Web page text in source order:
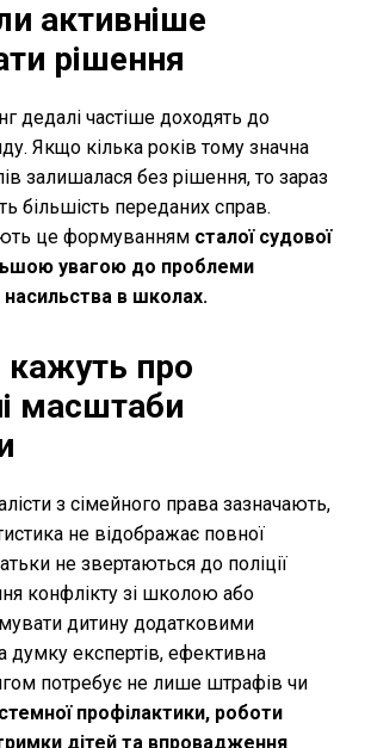
активніше
рішення
дедалі частіше доходять до
Якщо кілька років тому значна
залишалася без рішення, то зараз
більшість переданих справ.
це формуванням сталої судової
увагою до проблеми
насильства в школах.
кажуть про
масштаби
з сімейного права зазначають,
не відображає повної
не звертаються до поліції
конфлікту зі школою або
дитину додатковими
думку експертів, ефективна
потребує не лише штрафів чи
профілактики, роботи
дітей та впровадження